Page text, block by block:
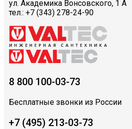
ул. Академика Вонсовского, 1 А
тел.: +7 (343) 278-24-90
8 800 100-03-73
Бесплатные звонки из России
+7 (495) 213-03-73